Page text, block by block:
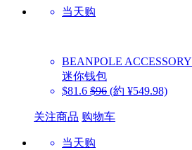
当天购
BEANPOLE ACCESSORY
迷你钱包
$81.6 $96 (約 ¥549.98)
关注商品 购物车
当天购